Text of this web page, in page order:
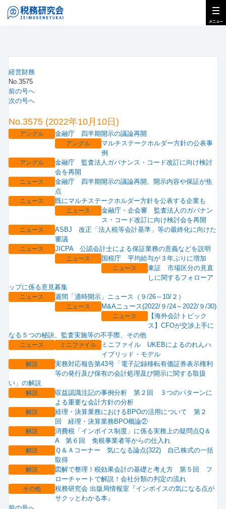
経営財務
No.3575
前の号へ
次の号へ
No.3575 (2022年10月10日)
アングル 金融庁 四半期開示の議論再開
アングル
マルチステークホルダー方針の公表事
例
アングル
金融庁 監査法人ガバナンス・コード改訂に向け検討
会を再開
ニュース
金融庁 四半期開示の議論再開、開示内容や保証が焦
点
ニュース 既にマルチステークホルダー方針を公表する企業も
ニュース
金融庁・企会審 監査法人のガバナン
ス・コード改訂に向け検討会を再開
ニュース
ASBJ 改正「法人税等会計基準」等の最終化に向けた
審議
ニュース JICPA 公認会計士による保証業務の意義などを説明
ニュース 国税庁 平均給与が３年ぶりに増加
ニュース
東証 市場区分の見直
しに関するフォローア
ップに係る意見募集
ニュース 週間「適時開示」ニュース（９/26～10/２）
ニュース M&Aニュース(2022/９/24～2022/９/30)
ニュース
【海外会計トピック
ス】CFOが交渉上手に
なる５つの秘訣、監査実施等の不手際、その他
ニュース ミニファイル
ミニファイル UKEBによるのれんハ
イブリッド・モデル
解説
実務対応報告第43号「電子記録移転有価証券表示権利
等の発行及び保有の会計処理及び開示に関する取扱
い」の解説
解説
収益認識注記の事例分析 第２回 ３つのパターンに
よる重要な会計方針の分析
解説
経理・決算業務におけるBPOの活用について 第２
回 経理・決算業務BPO概論②
解説
消費税「インボイス制度」に係る実務上の疑問点Q＆
A 第６回 免税事業者等からの仕入れ
解説
Ｑ＆Ａコーナー 気になる論点(322) 自己株式の一括
取得
解説
図解で整理！税効果会計の基礎と考え方 第５回 フ
ローチャートで解説！会社分類の判定の流れ
その他
税務研究会 出版局情報室『インボイスの気になる点が
サクッとわかる本』